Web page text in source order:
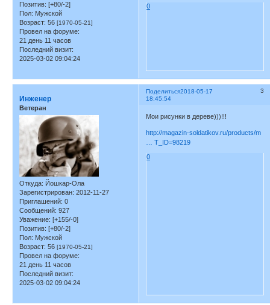
Позитив: [+80/-2]
Пол: Мужской
Возраст: 56 [1970-05-21]
Провел на форуме:
21 день 11 часов
Последний визит:
2025-03-02 09:04:24
0
Поделиться 3
2018-05-17
18:45:54
Инженер
Ветеран
Откуда: Йошкар-Ола
Зарегистрирован: 2012-11-27
Приглашений: 0
Сообщений: 927
Уважение: [+155/-0]
Позитив: [+80/-2]
Пол: Мужской
Возраст: 56 [1970-05-21]
Провел на форуме:
21 день 11 часов
Последний визит:
2025-03-02 09:04:24
Мои рисунки в дереве)))!!!
http://magazin-soldatikov.ru/products/m
… T_ID=98219
0